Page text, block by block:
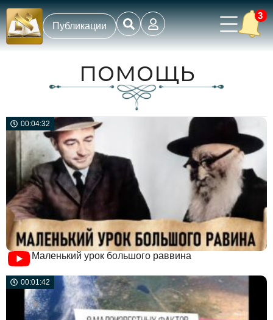
Публикации
3
помощь
00:04:32
Маленький урок большого раввина
00:01:42